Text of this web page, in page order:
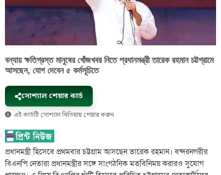
বন্যায় ক্ষতিগ্রস্ত মানুষের খোঁজখবর নিতে প্রধানমন্ত্রী তারেক রহমান চট্টগ্রামে
আসছেন, যোগ দেবেন ৫ কর্মসূচিতে
সোশ্যাল শেয়ার কার্ড
এই কার্ডটি সোশ্যাল মিডিয়ায় শেয়ার করুন
প্রধানমন্ত্রী হিসেবে প্রথমবার চট্টগ্রাম আসছেন তারেক রহমান। বন্দরনগরীর
বিএনপি নেতারা প্রধানমন্ত্রীর সঙ্গে সাংগঠনিক মতবিনিময় করারও সুযোগ